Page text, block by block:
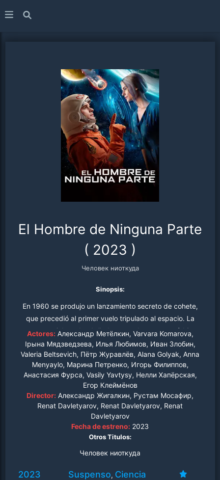
El Hombre de Ninguna Parte
( 2023 )
Человек ниоткуда
Sinopsis:
En 1960 se produjo un lanzamiento secreto de cohete,
que precedió al primer vuelo tripulado al espacio. La
nave espacial resulta dañada antes de entrar en órbita y
se estrella en una parte remota y congelada del mundo.
Después de que recupera la conciencia, se da cuenta de
que es el año 2023, y recuerda casi nada sobre su vida
antes de volar al espacio. Su único recuerdo es la
imagen de una chica del pasado. Él la conoce, pero ella
no lo conoce...
Actores: Александр Метёлкин, Varvara Komarova,
Ірына Мядзведзева, Илья Любимов, Иван Злобин,
Valeria Beltsevich, Пётр Журавлёв, Alana Golyak, Anna
Menyaylo, Марина Петренко, Игорь Филиппов,
Анастасия Фурса, Vasily Yavtysy, Нелли Хапёрская,
Егор Клеймёнов
Director: Александр Жигалкин, Рустам Мосафир,
Renat Davletyarov, Renat Davletyarov, Renat
Davletyarov
Fecha de estreno: 2023
Otros Titulos:
Человек ниоткуда
2023 Suspenso, Ciencia